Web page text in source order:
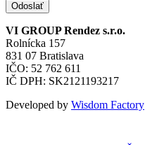
Odoslať
VI GROUP Rendez s.r.o.
Rolnícka 157
831 07 Bratislava
IČO: 52 762 611
IČ DPH: SK2121193217
Developed by Wisdom Factory